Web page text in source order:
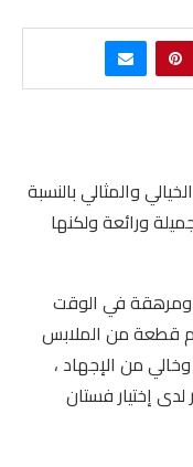
والمثالي بالنسبة
ورائعة ولكنها
ومرهقة في الوقت
قطعة من الملابس
وخالي من الإجهاد ،
لدى إختيار فستان